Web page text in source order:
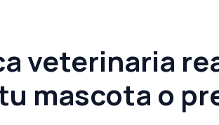
veterinaria
mascota o